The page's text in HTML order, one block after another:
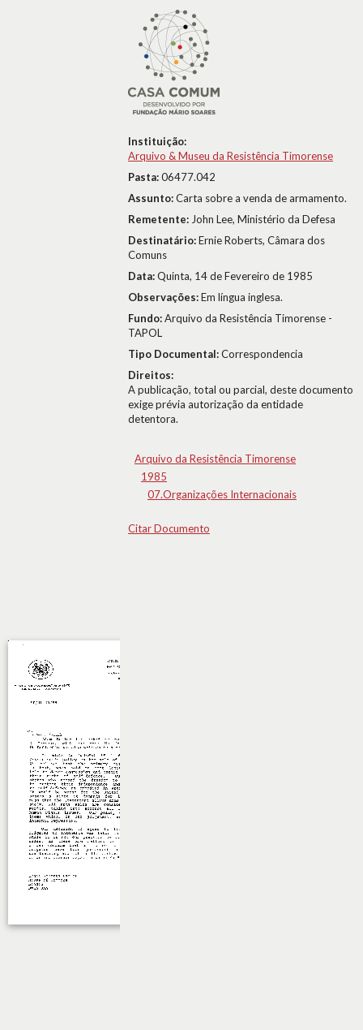
Instituição:
Arquivo & Museu da Resistência Timorense
Pasta:06477.042
Assunto:Carta sobre a venda de armamento.
Remetente: John Lee, Ministério da Defesa
Destinatário:Ernie Roberts, Câmara dos
Comuns
Data:Quinta, 14 de Fevereiro de 1985
Observações:Em língua inglesa.
Fundo:Arquivo da Resistência Timorense -
TAPOL
Tipo Documental:Correspondencia
Direitos:
A publicação, total ou parcial, deste documento
exige prévia autorização da entidade
detentora.
Arquivo da Resistência Timorense
1985
07.Organizações Internacionais
Citar Documento